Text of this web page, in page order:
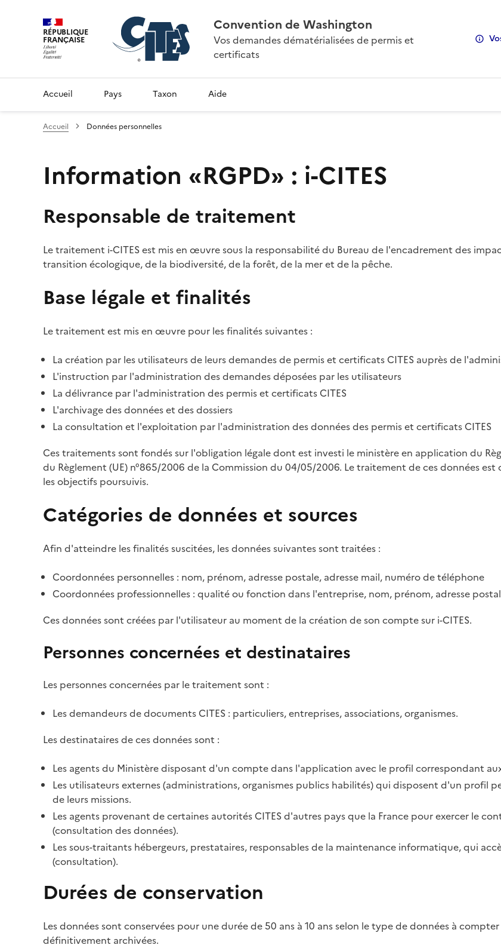
RÉPUBLIQUE
FRANÇAISE
Convention de Washington
Vos demandes dématérialisées de permis et
certificats
Accueil Pays Taxon Aide
Accueil Données personnelles
Information «RGPD» : i-CITES
Responsable de traitement
Le traitement i-CITES est mis en œuvre sous la responsabilité du Bureau de l'encadrement des
transition écologique, de la biodiversité, de la forêt, de la mer et de la pêche.
Base légale et finalités
Le traitement est mis en œuvre pour les finalités suivantes :
La création par les utilisateurs de leurs demandes de permis et certificats CITES auprès de
L'instruction par l'administration des demandes déposées par les utilisateurs
La délivrance par l'administration des permis et certificats CITES
L'archivage des données et des dossiers
La consultation et l'exploitation par l'administration des données des permis et certificats CITES
Ces traitements sont fondés sur l'obligation légale dont est investi le ministère en application du
du Règlement (UE) n°865/2006 de la Commission du 04/05/2006. Le traitement de ces données
les objectifs poursuivis.
Catégories de données et sources
Afin d'atteindre les finalités suscitées, les données suivantes sont traitées :
Coordonnées personnelles : nom, prénom, adresse postale, adresse mail, numéro de téléphone
Coordonnées professionnelles : qualité ou fonction dans l'entreprise, nom, prénom, adresse
Ces données sont créées par l'utilisateur au moment de la création de son compte sur i-CITES.
Personnes concernées et destinataires
Les personnes concernées par le traitement sont :
Les demandeurs de documents CITES : particuliers, entreprises, associations, organismes.
Les destinataires de ces données sont :
Les agents du Ministère disposant d'un compte dans l'application avec le profil correspondant
Les utilisateurs externes (administrations, organismes publics habilités) qui disposent d'un profil
de leurs missions.
Les agents provenant de certaines autorités CITES d'autres pays que la France pour exercer le
(consultation des données).
Les sous-traitants hébergeurs, prestataires, responsables de la maintenance informatique, qui
(consultation).
Durées de conservation
Les données sont conservées pour une durée de 50 ans à 10 ans selon le type de données à
définitivement archivées.